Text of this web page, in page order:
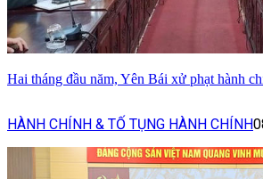
Hai tháng đầu năm, Yên Bái xử phạt hành
HÀNH CHÍNH & TỐ TỤNG HÀNH CHÍNH